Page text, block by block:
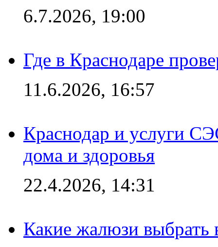
6.7.2026, 19:00
Где в Краснодаре
11.6.2026, 16:57
Краснодар и услуги
дома и здоровья
22.4.2026, 14:31
Какие жалюзи выбрать